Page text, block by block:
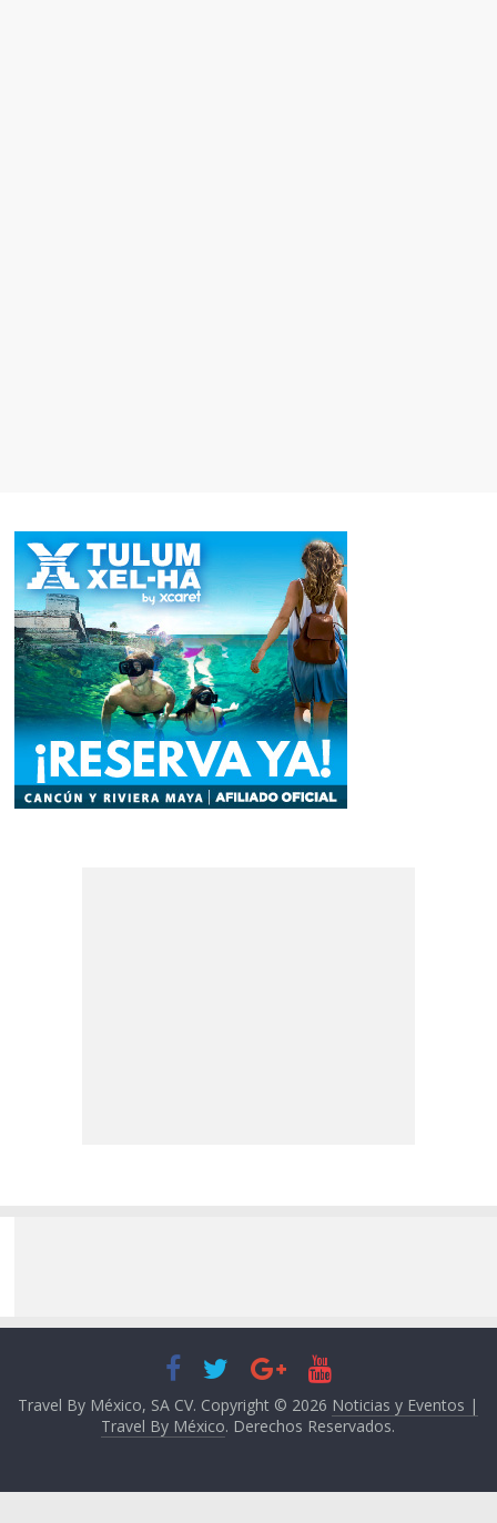
Travel By México, SA CV. Copyright © 2026 Noticias y Eventos |
Travel By México. Derechos Reservados.